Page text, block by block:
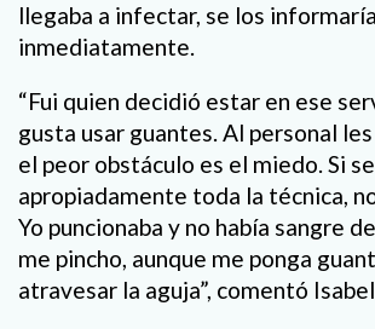
llegaba a infectar, se los informaría
inmediatamente.
“Fui quien decidió estar en ese
gusta usar guantes. Al personal
el peor obstáculo es el miedo. Si
apropiadamente toda la técnica,
Yo puncionaba y no había sangre
me pincho, aunque me ponga
atravesar la aguja”, comentó